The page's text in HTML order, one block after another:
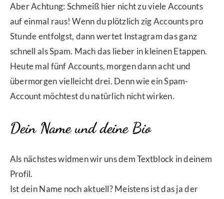
Aber Achtung: Schmeiß hier nicht zu viele Accounts
auf einmal raus! Wenn du plötzlich zig Accounts pro
Stunde entfolgst, dann wertet Instagram das ganz
schnell als Spam. Mach das lieber in kleinen Etappen.
Heute mal fünf Accounts, morgen dann acht und
übermorgen vielleicht drei. Denn wie ein Spam-
Account möchtest du natürlich nicht wirken.
Dein Name und deine Bio
Als nächstes widmen wir uns dem Textblock in deinem
Profil.
Ist dein Name noch aktuell? Meistens ist das ja der